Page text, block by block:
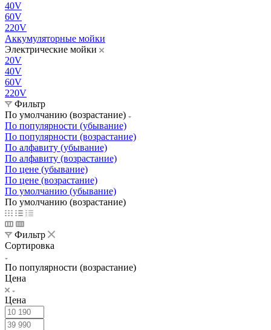
40V
60V
220V
Аккумуляторные мойки
Электрические мойки
20V
40V
60V
220V
Фильтр
По умолчанию (возрастание)
По популярности (убывание)
По популярности (возрастание)
По алфавиту (убывание)
По алфавиту (возрастание)
По цене (убывание)
По цене (возрастание)
По умолчанию (убывание)
По умолчанию (возрастание)
Фильтр
Сортировка
По популярности (возрастание)
Цена
Цена